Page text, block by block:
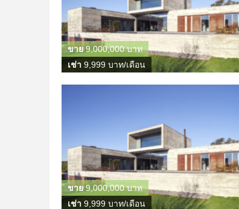
เช่า 9,999 บาท/เดือน
ขาย9,000,000 บาท
เช่า 9,999 บาท/เดือน
ขาย9,000,000 บาท